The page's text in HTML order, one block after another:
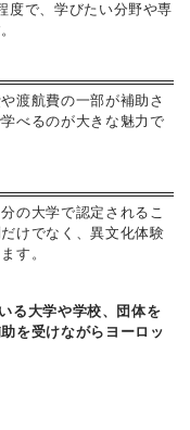
度で、学びたい分野や専
渡航費の一部が補助さ
べるのが大きな魅力で
の大学で認定されるこ
けでなく、異文化体験
す。
る大学や学校、団体を
を受けながらヨーロッ